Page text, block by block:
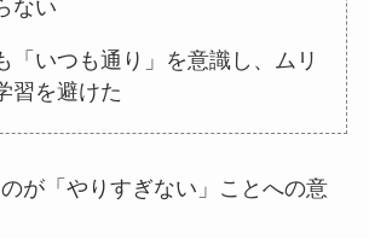
「いつも通り」を意識し、ムリ
習を避けた
が「やりすぎない」ことへの意